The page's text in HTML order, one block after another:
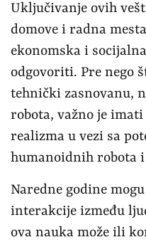
Uključivanje ovih
domove i radna
ekonomska i
odgovoriti. Pre nego
tehnički zasnovanu,
robota, važno je
realizma u vezi sa
humanoidnih robota
Naredne godine
interakcije između
ova nauka može ili